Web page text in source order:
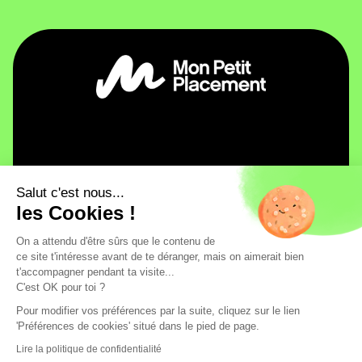
Salut c'est nous...
les Cookies !
On a attendu d'être sûrs que le contenu de
ce site t'intéresse avant de te déranger, mais on aimerait bien
t'accompagner pendant ta visite...
C'est OK pour toi ?
Pour modifier vos préférences par la suite, cliquez sur le lien
'Préférences de cookies' situé dans le pied de page.
Lire la politique de confidentialité
Mon Petit Placement
Pourquoi Mon Petit Placement ?
Découvrez notre jeu financier : Flouze !
Devenir partenaire
Espace presse
Les avis de nos utilisateurs
La curiosité récompensé
Investir
Ambitieux
Intrépide
Spatial
Environnement
Emploi
Tech
Égalité
Aide / FAQ
Contact
Le dico anti-jargon 💚
La sécurité, ça n’a pas de prix
Chez Mon Petit Placement, tous vos fonds sont logés
chez nos partenaires Generali, Apicil et la France
Mutualiste.
Politique de confidentialité
Mentions légalesConditions générales d'utilisation
Supports d'investissementPlan du site
Mon Petit Placement © 2024. Tous droits réservés.